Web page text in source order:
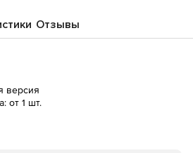
Отзывы
версия
от 1 шт.